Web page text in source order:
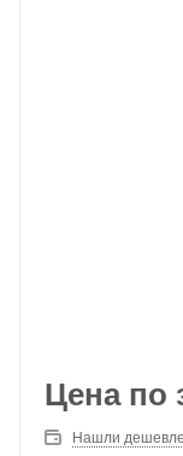
Цена по
Нашли